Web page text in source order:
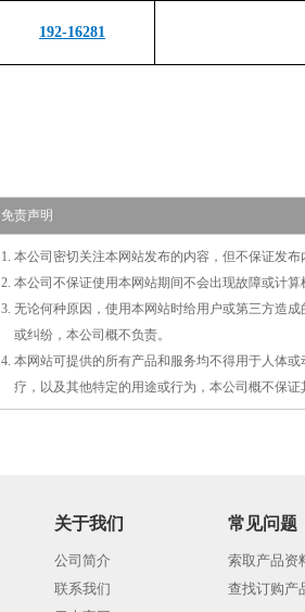
192-16281
免责声明
1. 本公司密切关注本网站发布的内容，但不保证发
2. 本公司不保证使用本网站期间不会出现故障或计算
3. 无论何种原因，使用本网站时给用户或第三方造
或纠纷，本公司概不负责。
4. 本网站可提供的所有产品和服务均不得用于人体
疗，以及其他特定的用途或行为，本公司概不保证
关于我们
公司简介
联系我们
常见问题
索取产品资
查找订购产